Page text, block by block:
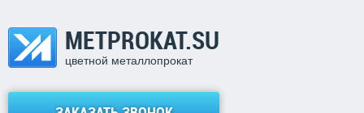
METPROKAT.SU
цветной металлопрокат